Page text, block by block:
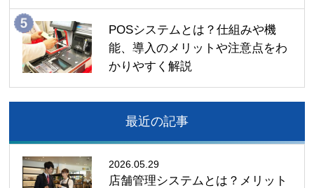
POSシステムとは？仕組みや機
能、導入のメリットや注意点をわ
かりやすく解説
最近の記事
2026.05.29
店舗管理システムとは？メリット